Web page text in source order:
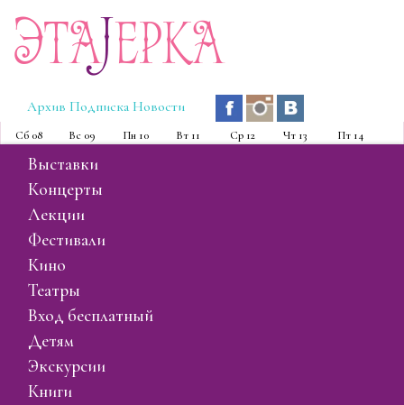
ЭтаJерка
Архив Подписка Новости
Сб 08 Вс 09 Пн 10 Вт 11 Ср 12 Чт 13 Пт 14
выставки
концерты
лекции
фестивали
кино
театры
вход бесплатный
детям
экскурсии
книги